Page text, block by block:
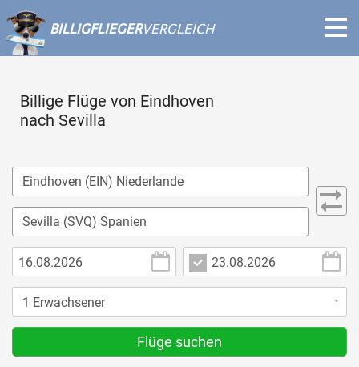
BILLIGFLIEGERVERGLEICH
Billige Flüge von Eindhoven
nach Sevilla
Flüge suchen